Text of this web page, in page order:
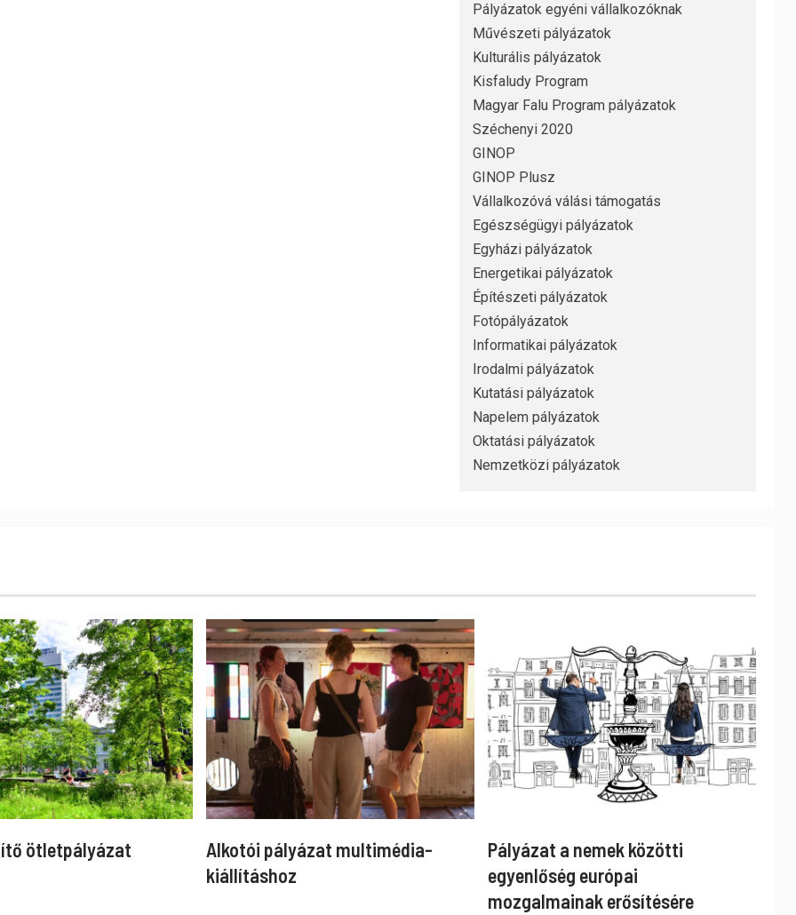
Pályázatok egyéni vállalkozóknak
Művészeti pályázatok
Kulturális pályázatok
Kisfaludy Program
Magyar Falu Program pályázatok
Széchenyi 2020
GINOP
GINOP Plusz
Vállalkozóvá válási támogatás
Egészségügyi pályázatok
Egyházi pályázatok
Energetikai pályázatok
Építészeti pályázatok
Fotópályázatok
Informatikai pályázatok
Irodalmi pályázatok
Kutatási pályázatok
Napelem pályázatok
Oktatási pályázatok
Nemzetközi pályázatok
ötletpályázat
Alkotói pályázat multimédia-
kiállításhoz
Pályázat a nemek közötti
egyenlőség európai
mozgalmainak erősítésére